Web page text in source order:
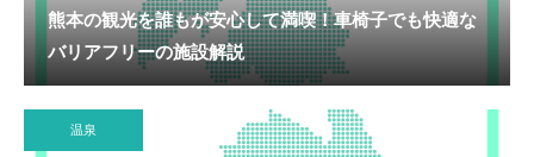
熊本の観光を誰もが安心して満喫！車椅子でも快適な
バリアフリーの施設解説
温泉